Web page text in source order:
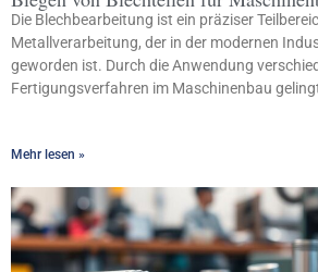
Die Blechbearbeitung ist ein präziser
Metallverarbeitung, der in der modernen
geworden ist. Durch die Anwendung
Fertigungsverfahren im Maschinenbau
Mehr lesen »